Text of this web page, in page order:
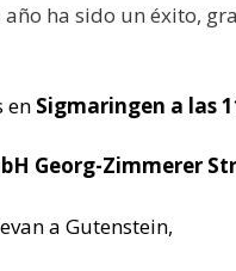
ha sido un éxito,
en Sigmaringen a las
Georg-Zimmerer
a Gutenstein,